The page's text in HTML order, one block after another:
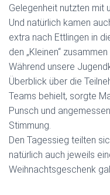
Gelegenheit nutzten mit
Und natürlich kamen
extra nach Ettlingen in
den „Kleinen“
Während unsere
Überblick über die
Teams behielt, sorgte
Punsch und
Stimmung.
Den Tagessieg teilten
natürlich auch jeweils
Weihnachtsgeschenk